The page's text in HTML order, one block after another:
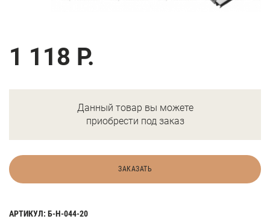
1 118 Р.
Данный товар вы можете
приобрести под заказ
ЗАКАЗАТЬ
АРТИКУЛ: Б-Н-044-20